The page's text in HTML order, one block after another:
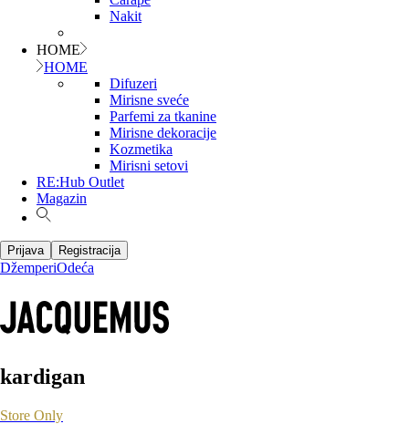
Nakit
HOME
HOME
Difuzeri
Mirisne sveće
Parfemi za tkanine
Mirisne dekoracije
Kozmetika
Mirisni setovi
RE:Hub Outlet
Magazin
Prijava Registracija
DžemperiOdeća
kardigan
Store Only